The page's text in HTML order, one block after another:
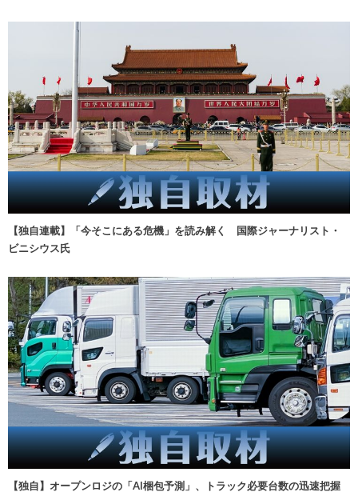
【独自連載】「今そこにある危機」を読み解く 国際ジャーナリスト・
ビニシウス氏
【独自】オープンロジの「AI梱包予測」、トラック必要台数の迅速把握